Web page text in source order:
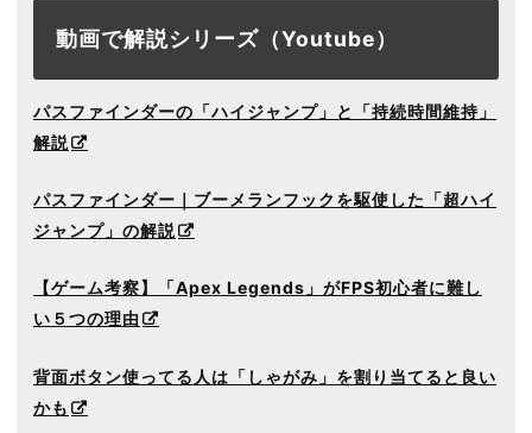
動画で解説シリーズ（Youtube）
パスファインダーの「ハイジャンプ」と「持続時間維持」
解説
パスファインダー｜ブーメランフックを駆使した「超ハイ
ジャンプ」の解説
【ゲーム考察】「Apex Legends」がFPS初心者に難し
い５つの理由
背面ボタン使ってる人は「しゃがみ」を割り当てると良い
かも